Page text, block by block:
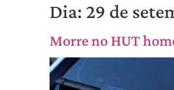
Dia: 29 de
Morre no HUT